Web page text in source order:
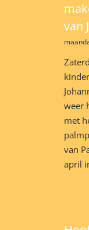
van
weer
met
van
april